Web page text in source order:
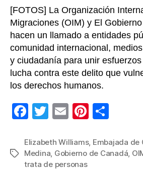
[FOTOS] La Organización
Migraciones (OIM) y El
hacen un llamado a entidades
comunidad internacional,
y ciudadanía para unir
lucha contra este delito que
los derechos humanos.
F
c
e
T
tt
er
E
ail
Pi
er
e
m
p
Etiquetas
Elizabeth Williams, Embajada de
Medina, Gobierno de Canadá,
trata de personas